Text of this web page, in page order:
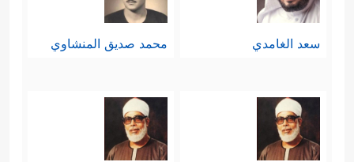
سعد الغامدي محمد صديق المنشاوي